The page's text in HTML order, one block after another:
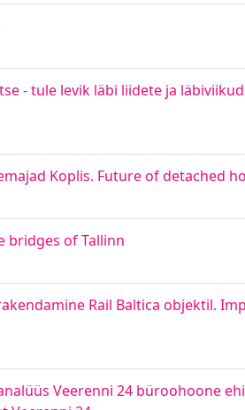
- tule levik läbi liidete ja
Koplis. Future of detached
bridges of Tallinn
Rail Baltica objektil.
Veerenni 24 büroohoone